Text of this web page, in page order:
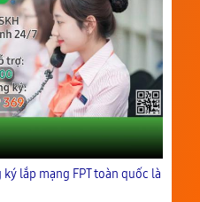
lắp mạng FPT toàn quốc là